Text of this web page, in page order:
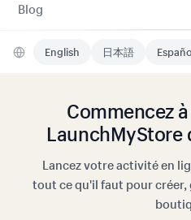
Blog
English 日本語
Commencez
LaunchMyStore
Lancez votre activité en
tout ce qu'il faut pour